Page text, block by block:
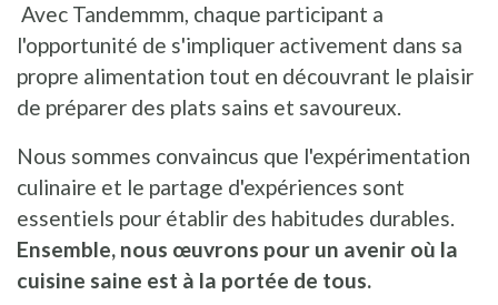
Avec Tandemmm, chaque participant a
l'opportunité de s'impliquer activement dans sa
propre alimentation tout en découvrant le plaisir
de préparer des plats sains et savoureux.
Nous sommes convaincus que l'expérimentation
culinaire et le partage d'expériences sont
essentiels pour établir des habitudes durables.
Ensemble, nous œuvrons pour un avenir où la
cuisine saine est à la portée de tous.